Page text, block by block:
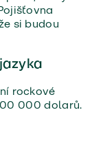
si budou
rockové
000 dolarů.